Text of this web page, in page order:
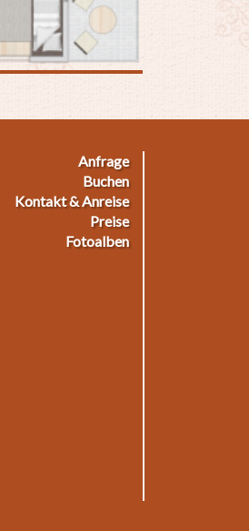
Anfrage
Buchen
Kontakt & Anreise
Preise
Fotoalben